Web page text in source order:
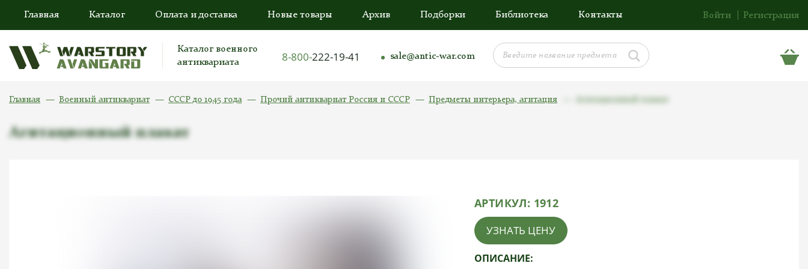
Главная Каталог Оплата и доставка Новые товары Архив Подборки Библиотека Контакты Войти Регистрация
Каталог военного
антиквариата
8-800-222-19-41 sale@antic-war.com
Главная Военный антиквариат СССР до 1945 года Прочий антиквариат Россия и СССР Предметы интерьера, агитация
Агитационный плакат
АРТИКУЛ: 1912
УЗНАТЬ ЦЕНУ
ОПИСАНИЕ: